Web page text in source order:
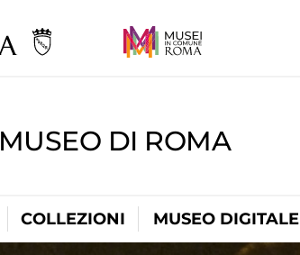
MUSEO DI ROMA
COLLEZIONI MUSEO DIGITALE